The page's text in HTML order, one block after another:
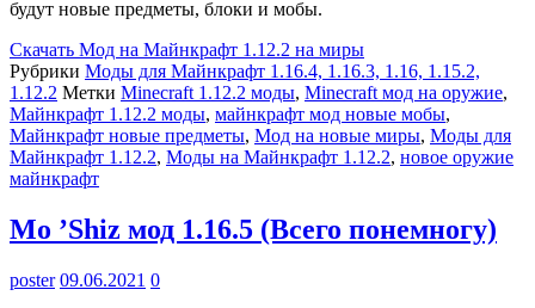
будут новые предметы, блоки и мобы.
Скачать Мод на Майнкрафт 1.12.2 на миры
Рубрики Моды для Майнкрафт 1.16.4, 1.16.3, 1.16, 1.15.2,
1.12.2 Метки Minecraft 1.12.2 моды, Minecraft мод на оружие,
Майнкрафт 1.12.2 моды, майнкрафт мод новые мобы,
Майнкрафт новые предметы, Мод на новые миры, Моды для
Майнкрафт 1.12.2, Моды на Майнкрафт 1.12.2, новое оружие
майнкрафт
Mo ’Shiz мод 1.16.5 (Всего понемногу)
poster 09.06.2021 0